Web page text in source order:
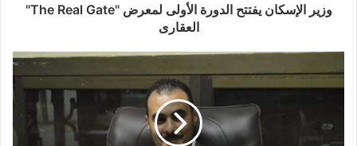
وزير الإسكان يفتتح الدورة الأولى لمعرض "The Real Gate"
العقارى